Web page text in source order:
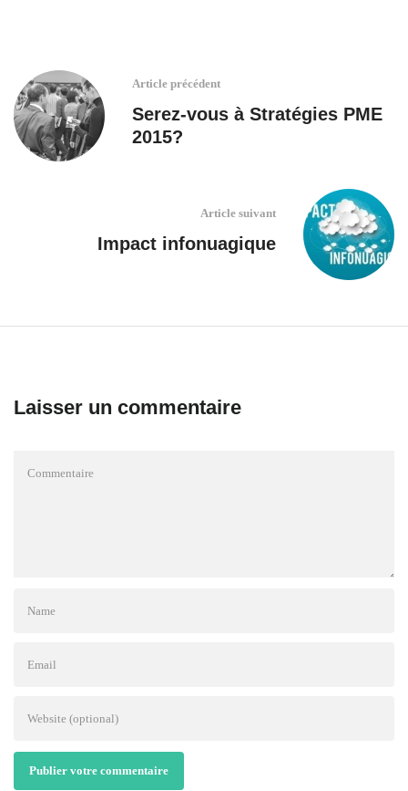
Article précédent
Serez-vous à Stratégies PME
2015?
Article suivant
Impact infonuagique
Laisser un commentaire
Publier votre commentaire